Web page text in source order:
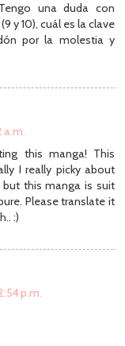
una duda con
y 10), cuál es la clave
por la molestia y
a.m.
this manga! This
I really picky about
this manga is suit
Please translate it
:)
p.m.